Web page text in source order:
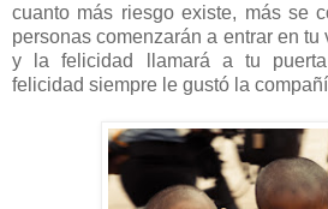
cuanto más riesgo existe, más se
personas comenzarán a entrar en tu
y la felicidad llamará a tu
felicidad siempre le gustó la